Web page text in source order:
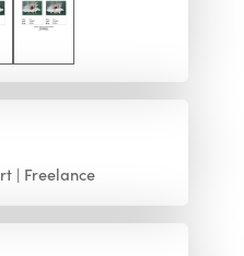
Freelance